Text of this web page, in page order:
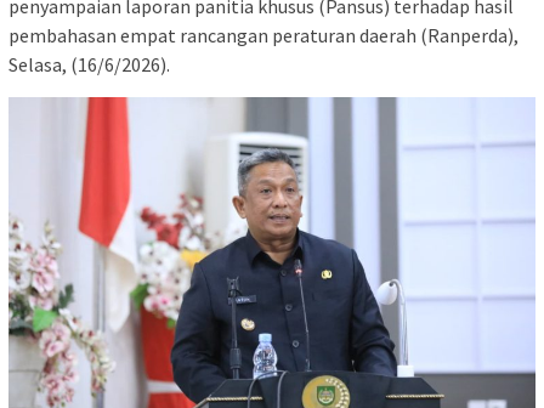
penyampaian laporan panitia khusus (Pansus) terhadap hasil
pembahasan empat rancangan peraturan daerah (Ranperda),
Selasa, (16/6/2026).